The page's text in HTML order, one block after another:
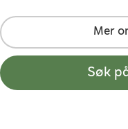
Mer
Søk